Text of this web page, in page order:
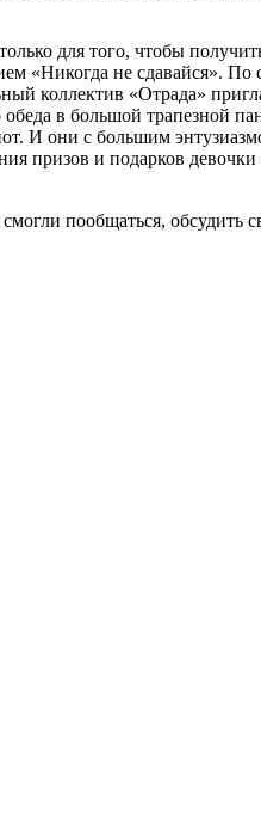
для того, чтобы
«Никогда не сдавайся». По
коллектив «Отрада»
в большой трапезной
И они с большим
призов и подарков
пообщаться, обсудить